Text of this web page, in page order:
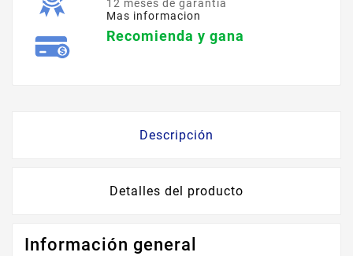
12 meses de garantía
Mas informacion
Recomienda y gana
Descripción
Detalles del producto
Información general